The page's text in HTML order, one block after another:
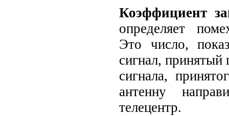
Коэффициент
определяет
Это число,
сигнал, принятый
сигнала,
антенну
телецентр.